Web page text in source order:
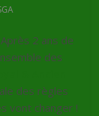
Après 2 ans de
des
des règles
vont changer !